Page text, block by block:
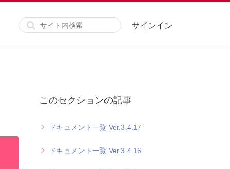
サインイン
このセクションの記事
ドキュメント一覧 Ver.3.4.17
ドキュメント一覧 Ver.3.4.16